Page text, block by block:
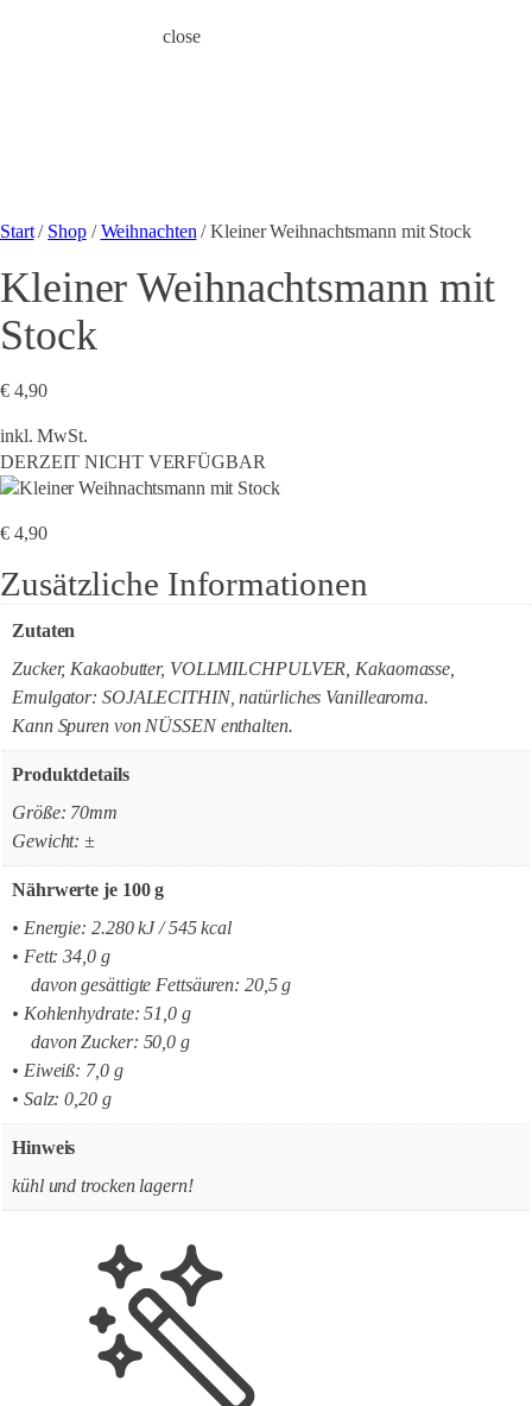
close
Start/ Shop/Weihnachten / Kleiner Weihnachtsmann mit Stock
Kleiner Weihnachtsmann mit
Stock
€4,90
inkl. MwSt.
DERZEIT NICHT VERFÜGBAR
€4,90
Zusätzliche Informationen
Zutaten
Zucker, Kakaobutter, VOLLMILCHPULVER, Kakaomasse,
Emulgator: SOJALECITHIN, natürliches Vanillearoma.
Kann Spuren von NÜSSEN enthalten.
Produktdetails
Größe: 70mm
Gewicht: ±
Nährwerte je 100 g
• Energie: 2.280 kJ / 545 kcal
• Fett: 34,0 g
davon gesättigte Fettsäuren: 20,5 g
• Kohlenhydrate: 51,0 g
davon Zucker: 50,0 g
• Eiweiß: 7,0 g
• Salz: 0,20 g
Hinweis
kühl und trocken lagern!